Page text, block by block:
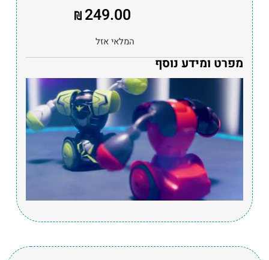
249.00
₪
המלאי אזל
מפרט ומידע נוסף